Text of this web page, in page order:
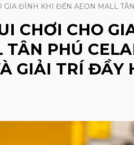
ĐÌNH KHI ĐẾN AEON MALL
CHƠI CHO
PHÚ
GIẢI TRÍ ĐẦY